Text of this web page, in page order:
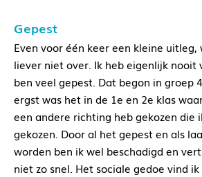
Gepest
Even voor één keer een kleine
liever niet over. Ik heb eigenlijk nooit
ben veel gepest. Dat begon in groep
ergst was het in de 1e en 2e klas
een andere richting heb gekozen die
gekozen. Door al het gepest en als
worden ben ik wel beschadigd en
niet zo snel. Het sociale gedoe vind